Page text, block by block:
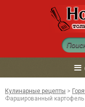
≡
Кулинарные рецепты >
Фаршированный картофель